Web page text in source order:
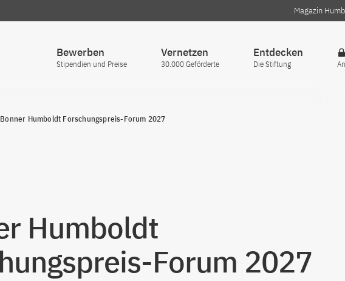
Magazin
Bewerben
Stipendien und Preise
Vernetzen
30.000 Geförderte
Entdecken
Die Stiftung
Bonner Humboldt Forschungspreis-Forum 2027
Humboldt
Forum 2027